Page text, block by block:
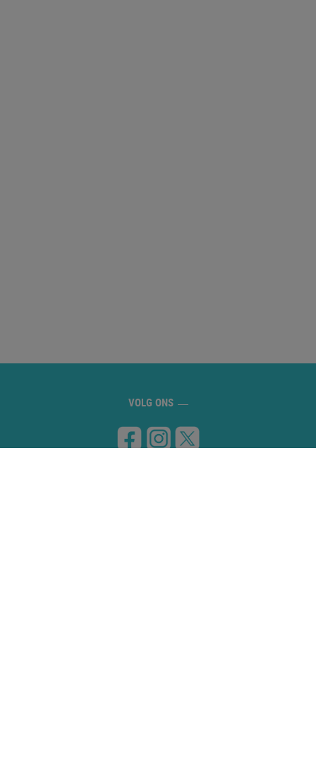
VOLG ONS